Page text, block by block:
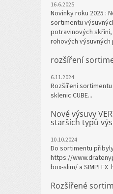
16.6.2025
Novinky roku 2025 :
sortimentu
potravinových
rohových výsuvných
rozšíření
6.11.2024
Rozšíření
sklenic CUBE...
Nové výsuvy
starších typů
10.10.2024
Do sortimentu
https://
box-slim/ a
Rozšířené